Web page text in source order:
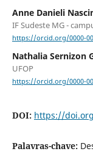
Anne Danieli
IF Sudeste MG -
https://orcid.org/0000-
Nathalia Sernizon
UFOP
https://orcid.org/0000-
DOI: https://
Palavras-chave: